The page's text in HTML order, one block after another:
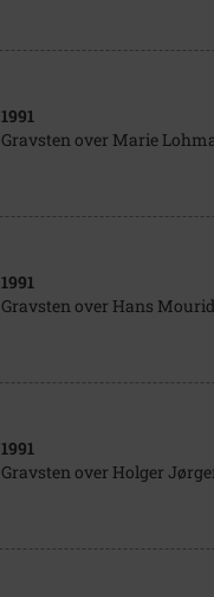
1991
Gravsten over Marie
1991
Gravsten over Hans
1991
Gravsten over Holger